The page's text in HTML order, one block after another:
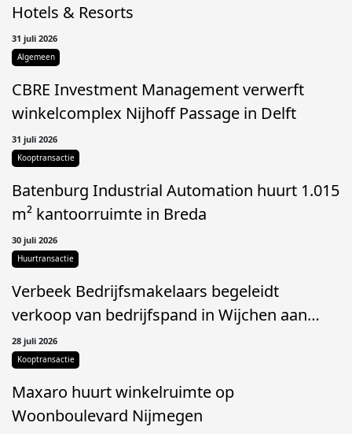
Hotels & Resorts
31 juli 2026
Algemeen
CBRE Investment Management verwerft
winkelcomplex Nijhoff Passage in Delft
31 juli 2026
Kooptransactie
Batenburg Industrial Automation huurt 1.015
m² kantoorruimte in Breda
30 juli 2026
Huurtransactie
Verbeek Bedrijfsmakelaars begeleidt
verkoop van bedrijfspand in Wijchen aan
Com1
28 juli 2026
Kooptransactie
Maxaro huurt winkelruimte op
Woonboulevard Nijmegen